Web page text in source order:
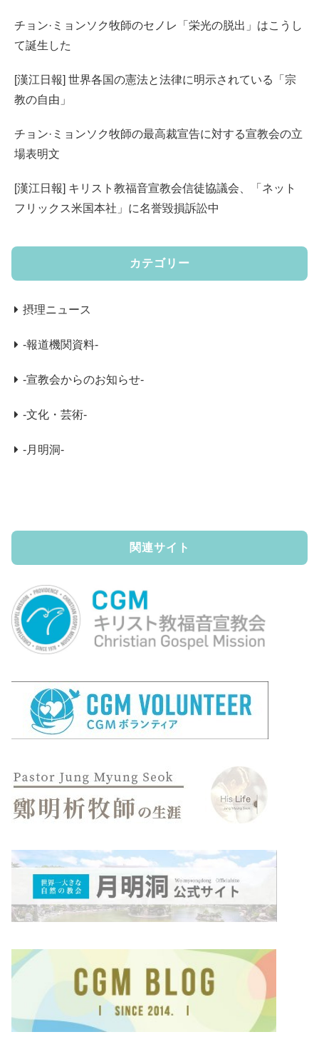
チョン·ミョンソク牧師のセノレ「栄光の脱出」はこうし
て誕生した
[漢江日報] 世界各国の憲法と法律に明示されている「宗
教の自由」
チョン·ミョンソク牧師の最高裁宣告に対する宣教会の立
場表明文
[漢江日報] キリスト教福音宣教会信徒協議会、「ネット
フリックス米国本社」に名誉毀損訴訟中
カテゴリー
摂理ニュース
-報道機関資料-
-宣教会からのお知らせ-
-文化・芸術-
-月明洞-
関連サイト